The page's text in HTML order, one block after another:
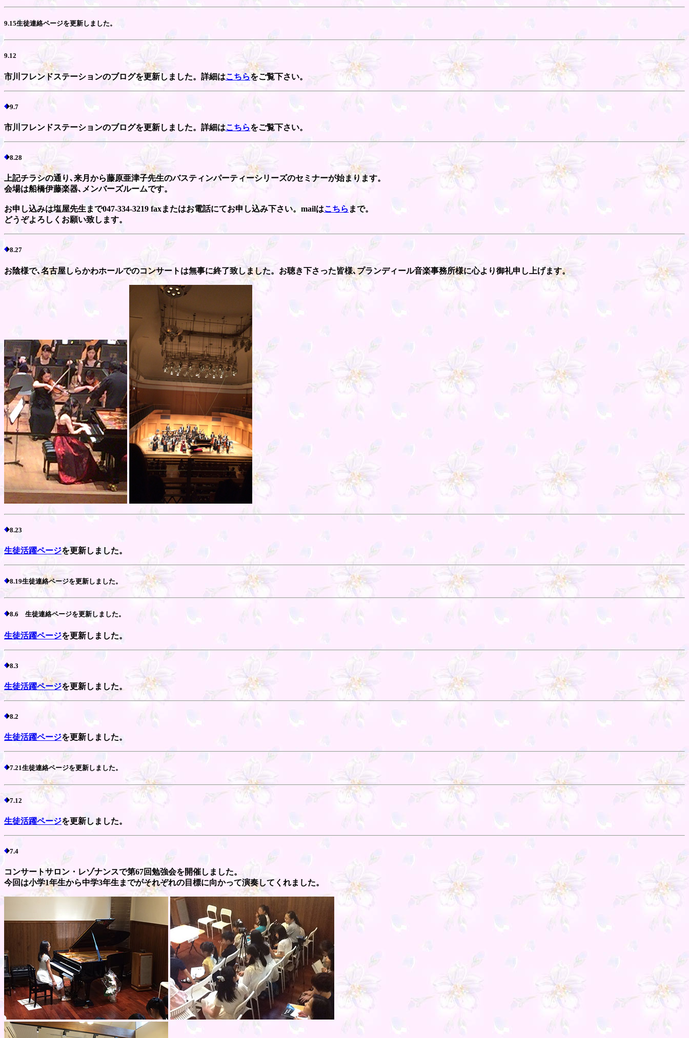
9.15生徒連絡ページを更新しました。
9.12
市川フレンドステーションのブログを更新しました。詳細はこちらをご覧下さい。
9.7
市川フレンドステーションのブログを更新しました。詳細はこちらをご覧下さい。
8.28
上記チラシの通り､来月から藤原亜津子先生のバスティンパーティーシリーズのセミナーが始まります。
会場は船橋伊藤楽器､メンバーズルームです。
お申し込みは塩屋先生まで047-334-3219 faxまたはお電話にてお申し込み下さい。mailはこちら まで。
どうぞよろしくお願い致します。
8.27
お陰様で､名古屋しらかわホールでのコンサートは無事に終了致しました。お聴き下さった皆様､プランディール音楽事務所様に心より御礼申し上げます。
8.23
生徒活躍ページを更新しました。
8.19生徒連絡ページを更新しました。
8.6 生徒連絡ページを更新しました。
生徒活躍ページを更新しました。
8.3
生徒活躍ページを更新しました。
8.2
生徒活躍ページを更新しました。
7.21生徒連絡ページを更新しました。
7.12
生徒活躍ページを更新しました。
7.4
コンサートサロン・レゾナンスで第67回勉強会を開催しました。
今回は小学1年生から中学3年生までがそれぞれの目標に向かって演奏してくれました。